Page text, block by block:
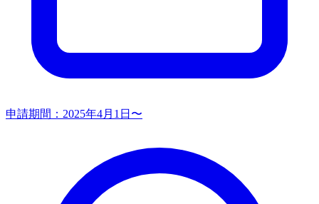
申請期間： 2025年4月1日〜